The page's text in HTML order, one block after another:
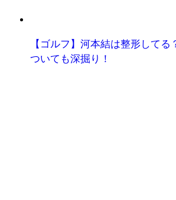
【ゴルフ】河本結は整形して
ついても深掘り！